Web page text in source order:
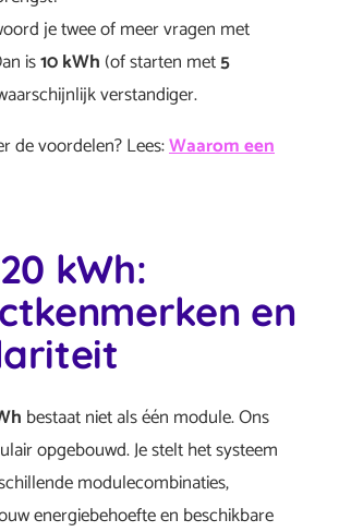
je twee of meer vragen met
is10 kWh(of starten met5
verstandiger.
de voordelen? Lees:Waarom een
kWh:
en
bestaat niet als één module. Ons
opgebouwd. Je stelt het systeem
modulecombinaties,
energiebehoefte en beschikbare